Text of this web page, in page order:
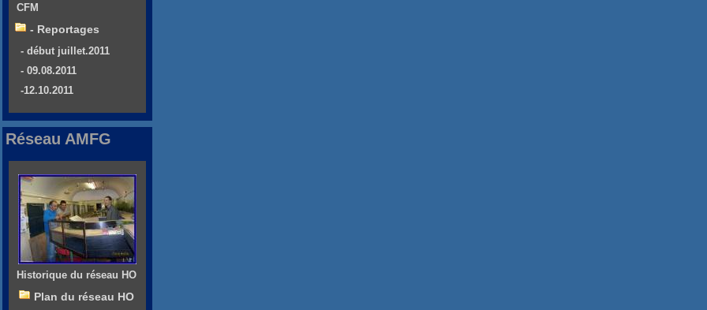
CFM
- Reportages
- début juillet.2011
- 09.08.2011
-12.10.2011
Réseau AMFG
Historique du réseau HO
Plan du réseau HO